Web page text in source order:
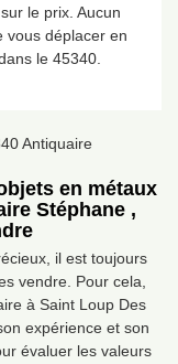
le prix. Aucun
vous déplacer en
le 45340.
en métaux
Stéphane ,
il est toujours
vendre. Pour cela,
à Saint Loup Des
expérience et son
évaluer les valeurs